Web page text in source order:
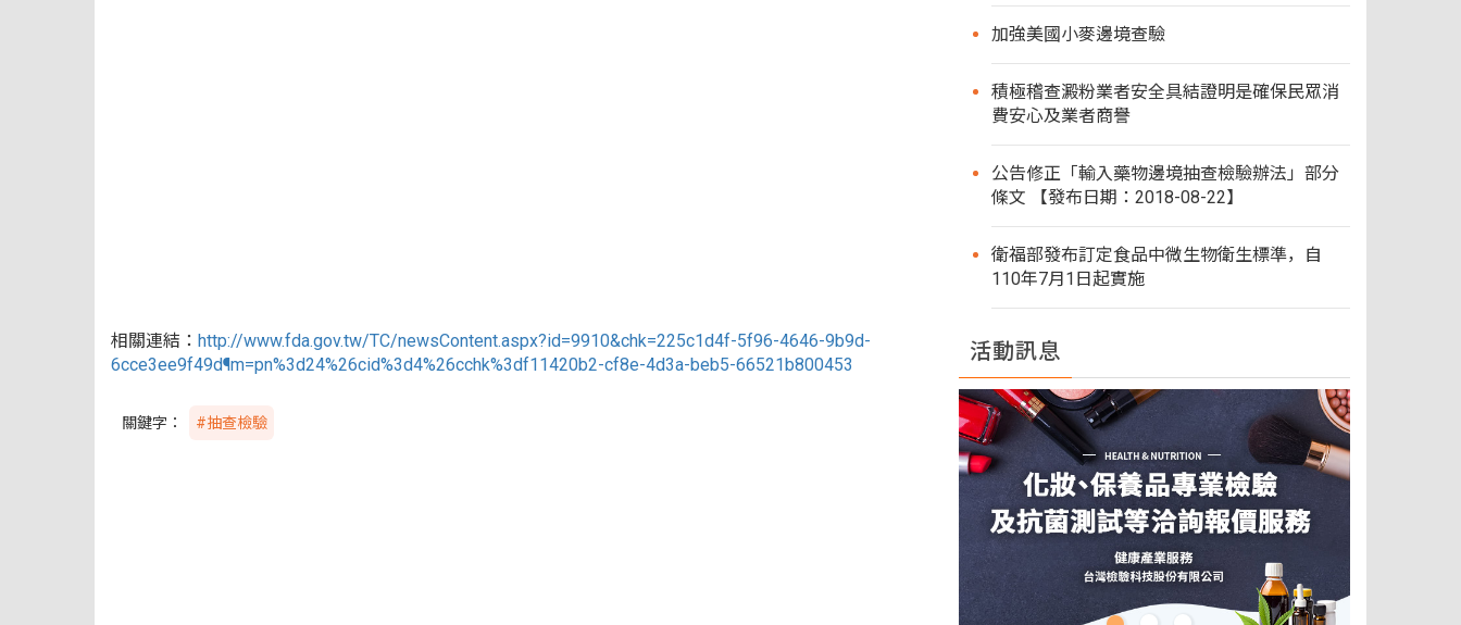
相關連結： http://www.fda.gov.tw/TC/newsContent.aspx?id=9910&chk=225c1d4f-5f96-4646-9b9d-
6cce3ee9f49d¶m=pn%3d24%26cid%3d4%26cchk%3df11420b2-cf8e-4d3a-beb5-66521b800453
關鍵字： #抽查檢驗
加強美國小麥邊境查驗
積極稽查澱粉業者安全具結證明是確保民眾消
費安心及業者商譽
公告修正「輸入藥物邊境抽查檢驗辦法」部分
條文 【發布日期：2018-08-22】
衛福部發布訂定食品中微生物衛生標準，自
110年7月1日起實施
活動訊息